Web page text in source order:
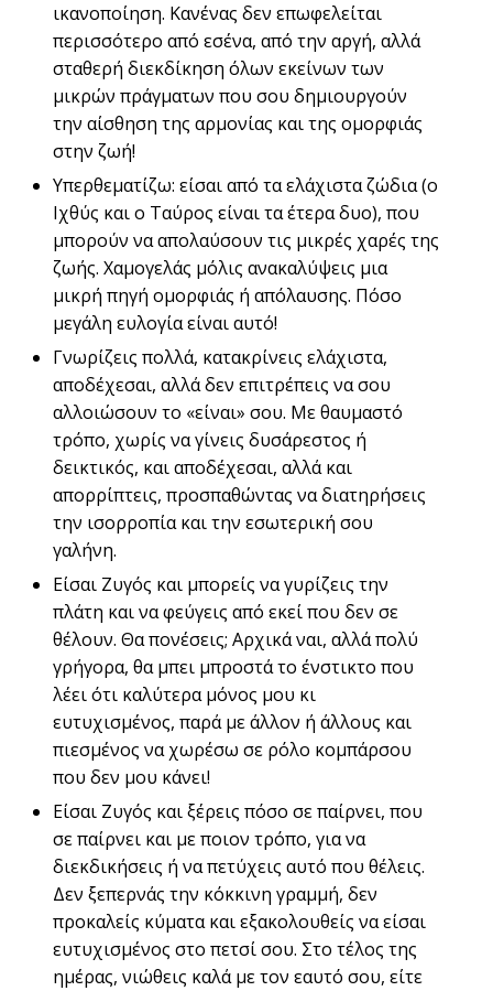
ικανοποίηση. Κανένας δεν επωφελείται
περισσότερο από εσένα, από την αργή, αλλά
σταθερή διεκδίκηση όλων εκείνων των
μικρών πράγματων που σου δημιουργούν
την αίσθηση της αρμονίας και της ομορφιάς
στην ζωή!
Υπερθεματίζω: είσαι από τα ελάχιστα ζώδια (ο
Ιχθύς και ο Ταύρος είναι τα έτερα δυο), που
μπορούν να απολαύσουν τις μικρές χαρές της
ζωής. Χαμογελάς μόλις ανακαλύψεις μια
μικρή πηγή ομορφιάς ή απόλαυσης. Πόσο
μεγάλη ευλογία είναι αυτό!
Γνωρίζεις πολλά, κατακρίνεις ελάχιστα,
αποδέχεσαι, αλλά δεν επιτρέπεις να σου
αλλοιώσουν το «είναι» σου. Με θαυμαστό
τρόπο, χωρίς να γίνεις δυσάρεστος ή
δεικτικός, και αποδέχεσαι, αλλά και
απορρίπτεις, προσπαθώντας να διατηρήσεις
την ισορροπία και την εσωτερική σου
γαλήνη.
Είσαι Ζυγός και μπορείς να γυρίζεις την
πλάτη και να φεύγεις από εκεί που δεν σε
θέλουν. Θα πονέσεις; Αρχικά ναι, αλλά πολύ
γρήγορα, θα μπει μπροστά το ένστικτο που
λέει ότι καλύτερα μόνος μου κι
ευτυχισμένος, παρά με άλλον ή άλλους και
πιεσμένος να χωρέσω σε ρόλο κομπάρσου
που δεν μου κάνει!
Είσαι Ζυγός και ξέρεις πόσο σε παίρνει, που
σε παίρνει και με ποιον τρόπο, για να
διεκδικήσεις ή να πετύχεις αυτό που θέλεις.
Δεν ξεπερνάς την κόκκινη γραμμή, δεν
προκαλείς κύματα και εξακολουθείς να είσαι
ευτυχισμένος στο πετσί σου. Στο τέλος της
ημέρας, νιώθεις καλά με τον εαυτό σου, είτε